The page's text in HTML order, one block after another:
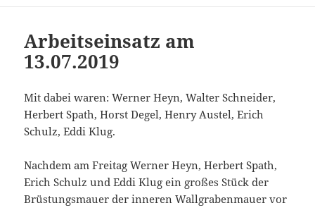
Arbeitseinsatz am
13.07.2019
Mit dabei waren: Werner Heyn, Walter Schneider,
Herbert Spath, Horst Degel, Henry Austel, Erich
Schulz, Eddi Klug.
Nachdem am Freitag Werner Heyn, Herbert Spath,
Erich Schulz und Eddi Klug ein großes Stück der
Brüstungsmauer der inneren Wallgrabenmauer vor